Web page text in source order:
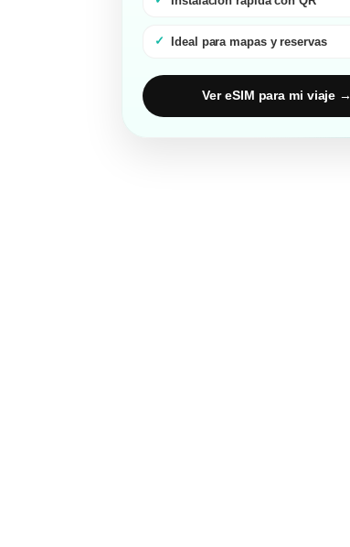
Ideal para mapas y reservas
Ver eSIM para mi viaje →